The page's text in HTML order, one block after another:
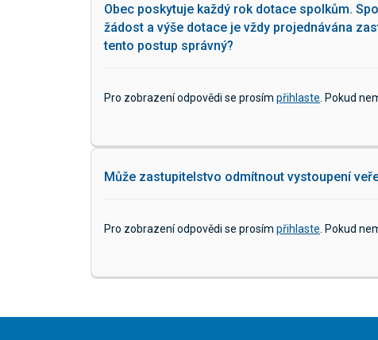
Obec poskytuje každý rok dotace spolkům.
žádost a výše dotace je vždy projednávána
tento postup správný?
Pro zobrazení odpovědi se prosím přihlaste . Pokud
Může zastupitelstvo odmítnout vystoupení
Pro zobrazení odpovědi se prosím přihlaste . Pokud